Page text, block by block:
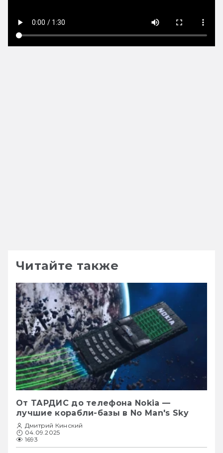
Читайте также
От ТАРДИС до телефона Nokia —
лучшие корабли-базы в No Man's Sky
Дмитрий Кинский
04.09.2025
1693